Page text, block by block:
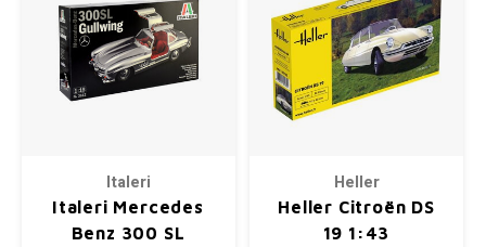
Italeri
Italeri Mercedes
Benz 300 SL
Heller
Heller Citroën DS
19 1:43